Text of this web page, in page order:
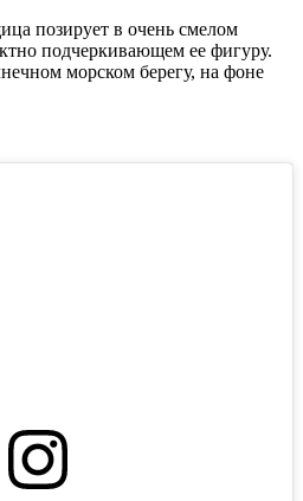
позирует в очень смелом
подчеркивающем ее фигуру.
морском берегу, на фоне